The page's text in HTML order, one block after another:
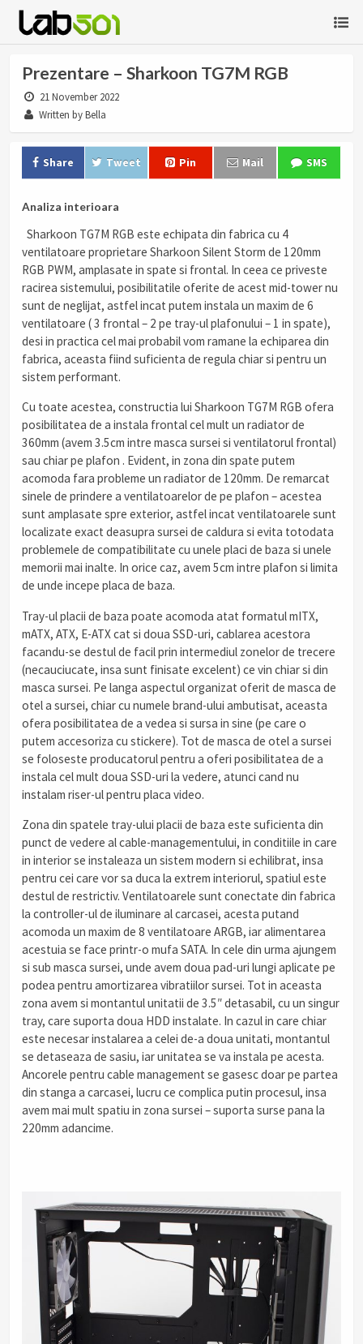
Prezentare – Sharkoon TG7M RGB
21 November 2022
Written by Bella
Share Tweet Pin Mail SMS
Analiza interioara
Sharkoon TG7M RGB este echipata din fabrica cu 4
ventilatoare proprietare Sharkoon Silent Storm de 120mm
RGB PWM, amplasate in spate si frontal. In ceea ce priveste
racirea sistemului, posibilitatile oferite de acest mid-tower nu
sunt de neglijat, astfel incat putem instala un maxim de 6
ventilatoare ( 3 frontal – 2 pe tray-ul plafonului – 1 in spate),
desi in practica cel mai probabil vom ramane la echiparea din
fabrica, aceasta fiind suficienta de regula chiar si pentru un
sistem performant.
Cu toate acestea, constructia lui Sharkoon TG7M RGB ofera
posibilitatea de a instala frontal cel mult un radiator de
360mm (avem 3.5cm intre masca sursei si ventilatorul frontal)
sau chiar pe plafon . Evident, in zona din spate putem
acomoda fara probleme un radiator de 120mm. De remarcat
sinele de prindere a ventilatoarelor de pe plafon – acestea
sunt amplasate spre exterior, astfel incat ventilatoarele sunt
localizate exact deasupra sursei de caldura si evita totodata
problemele de compatibilitate cu unele placi de baza si unele
memorii mai inalte. In orice caz, avem 5cm intre plafon si limita
de unde incepe placa de baza.
Tray-ul placii de baza poate acomoda atat formatul mITX,
mATX, ATX, E-ATX cat si doua SSD-uri, cablarea acestora
facandu-se destul de facil prin intermediul zonelor de trecere
(necauciucate, insa sunt finisate excelent) ce vin chiar si din
masca sursei. Pe langa aspectul organizat oferit de masca de
otel a sursei, chiar cu numele brand-ului ambutisat, aceasta
ofera posibilitatea de a vedea si sursa in sine (pe care o
putem accesoriza cu stickere). Tot de masca de otel a sursei
se foloseste producatorul pentru a oferi posibilitatea de a
instala cel mult doua SSD-uri la vedere, atunci cand nu
instalam riser-ul pentru placa video.
Zona din spatele tray-ului placii de baza este suficienta din
punct de vedere al cable-managementului, in conditiile in care
in interior se instaleaza un sistem modern si echilibrat, insa
pentru cei care vor sa duca la extrem interiorul, spatiul este
destul de restrictiv. Ventilatoarele sunt conectate din fabrica
la controller-ul de iluminare al carcasei, acesta putand
acomoda un maxim de 8 ventilatoare ARGB, iar alimentarea
acestuia se face printr-o mufa SATA. In cele din urma ajungem
si sub masca sursei, unde avem doua pad-uri lungi aplicate pe
podea pentru amortizarea vibratiilor sursei. Tot in aceasta
zona avem si montantul unitatii de 3.5″ detasabil, cu un singur
tray, care suporta doua HDD instalate. In cazul in care chiar
este necesar instalarea a celei de-a doua unitati, montantul
se detaseaza de sasiu, iar unitatea se va instala pe acesta.
Ancorele pentru cable management se gasesc doar pe partea
din stanga a carcasei, lucru ce complica putin procesul, insa
avem mai mult spatiu in zona sursei – suporta surse pana la
220mm adancime.